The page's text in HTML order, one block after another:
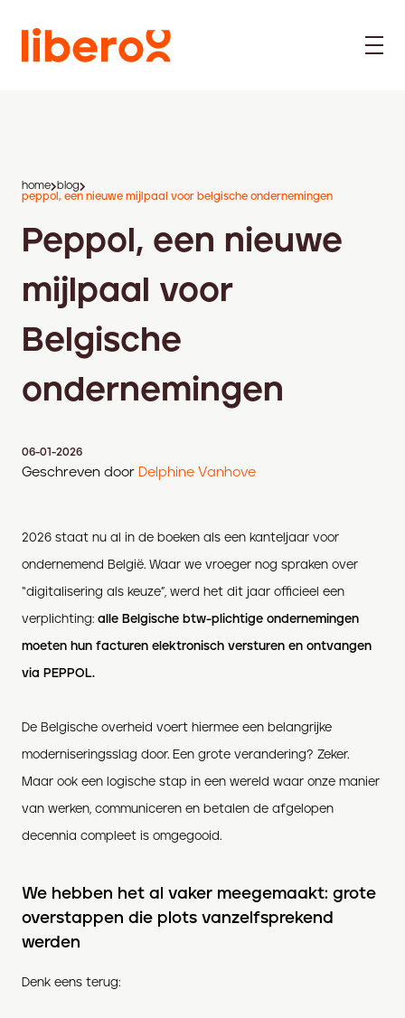
home
blog
peppol, een nieuwe mijlpaal voor belgische ondernemingen
Peppol, een nieuwe
mijlpaal voor
Belgische
ondernemingen
06-01-2026
Geschreven door Delphine Vanhove
2026 staat nu al in de boeken als een kanteljaar voor
ondernemend België. Waar we vroeger nog spraken over
“digitalisering als keuze”, werd het dit jaar officieel een
verplichting: alle Belgische btw-plichtige ondernemingen
moeten hun facturen elektronisch versturen en ontvangen
via PEPPOL.
De Belgische overheid voert hiermee een belangrijke
moderniseringsslag door. Een grote verandering? Zeker.
Maar ook een logische stap in een wereld waar onze manier
van werken, communiceren en betalen de afgelopen
decennia compleet is omgegooid.
We hebben het al vaker meegemaakt: grote
overstappen die plots vanzelfsprekend
werden
Denk eens terug: